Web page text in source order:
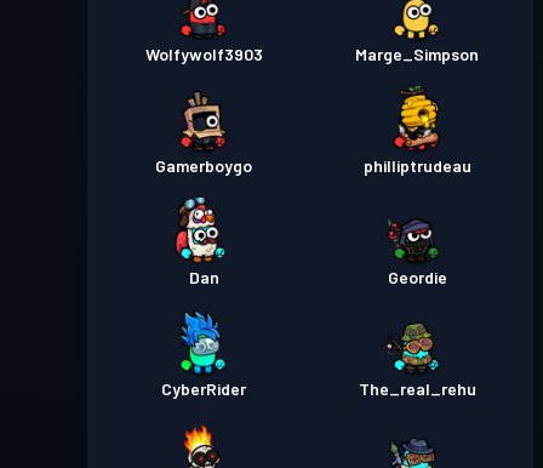
Wolfywolf3903 Marge_Simpson
Gamerboygo philliptrudeau
Dan Geordie
CyberRider The_real_rehu